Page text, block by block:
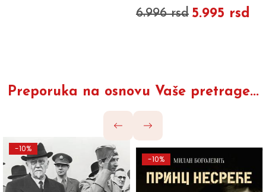
6.996 rsd 5.995 rsd
Preporuka na osnovu Vaše pretrage...
-10%
-10%